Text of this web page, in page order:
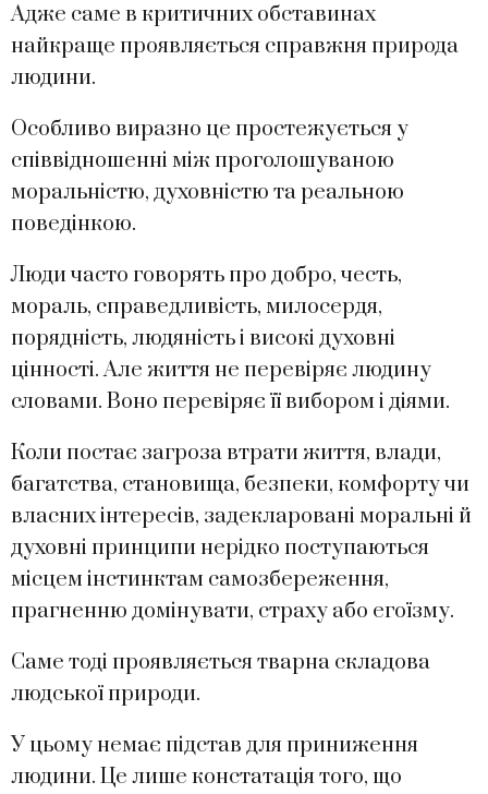
Адже саме в критичних обставинах
найкраще проявляється справжня природа
людини.
Особливо виразно це простежується у
співвідношенні між проголошуваною
моральністю, духовністю та реальною
поведінкою.
Люди часто говорять про добро, честь,
мораль, справедливість, милосердя,
порядність, людяність і високі духовні
цінності. Але життя не перевіряє людину
словами. Воно перевіряє її вибором і діями.
Коли постає загроза втрати життя, влади,
багатства, становища, безпеки, комфорту чи
власних інтересів, задекларовані моральні й
духовні принципи нерідко поступаються
місцем інстинктам самозбереження,
прагненню домінувати, страху або егоїзму.
Саме тоді проявляється тварна складова
людської природи.
У цьому немає підстав для приниження
людини. Це лише констатація того, що